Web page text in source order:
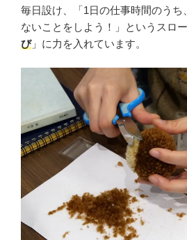
毎日設け、「1日の仕事時間のうち
ないことをしよう！」というスロ
び」に力を入れています。